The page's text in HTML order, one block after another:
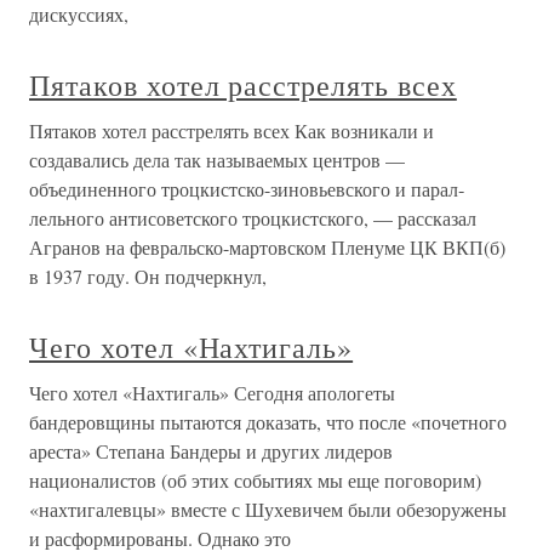
дискуссиях,
Пятаков хотел расстрелять всех
Пятаков хотел расстрелять всех Как возникали и
создавались дела так называемых центров —
объединенного троцкистско-зиновьевского и парал­
лельного антисоветского троцкистского, — рассказал
Агранов на февральско-мартовском Пленуме ЦК ВКП(б)
в 1937 году. Он под­черкнул,
Чего хотел «Нахтигаль»
Чего хотел «Нахтигаль» Сегодня апологеты
бандеровщины пытаются доказать, что после «почетного
ареста» Степана Бандеры и других лидеров
националистов (об этих событиях мы еще поговорим)
«нахтигалевцы» вместе с Шухевичем были обезоружены
и расформированы. Однако это